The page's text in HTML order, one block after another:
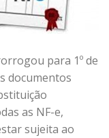
para 1º de
documentos
as NF-e,
sujeita ao